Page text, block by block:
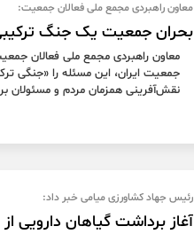
معاون راهبردی مجمع ملی فعالان جمعیت:
بحران جمعیت یک جنگ
معاون راهبردی مجمع ملی فعالان
جمعیت ایران، این مسئله را «جنگی
نقش‌آفرینی همزمان مردم و مسئولان
رئیس جهاد کشاورزی میامی خبر داد:
آغاز برداشت گیاهان دارویی